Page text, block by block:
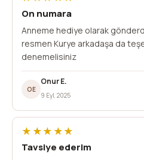
On numara
Anneme hediye olarak
resmen Kurye arkadaşa da
denemelisiniz
OE
Onur E.
9 Eyl, 2025
★★★★★
Tavsiye ederim